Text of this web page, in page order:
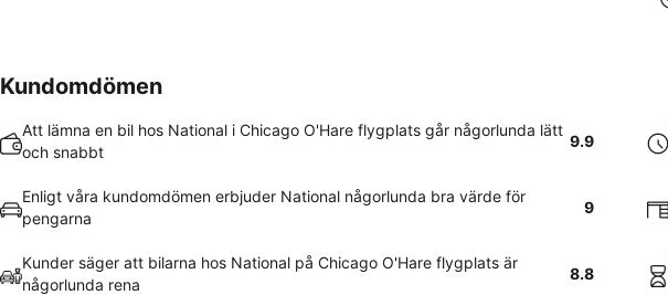
Kundomdömen
Att lämna en bil hos National i Chicago O'Hare flygplats går någorlunda lätt
och snabbt
9.9
Enligt våra kundomdömen erbjuder National någorlunda bra värde för
pengarna
9
Kunder säger att bilarna hos National på Chicago O'Hare flygplats är
någorlunda rena
8.8